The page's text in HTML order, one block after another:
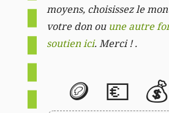
moyens, choisissez le
votre don ou une autre
soutien ici. Merci ! .
🪙 💶 💰